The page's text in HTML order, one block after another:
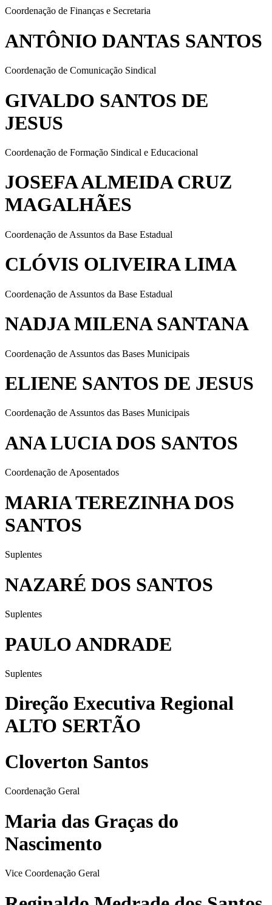
Coordenação de Finanças e Secretaria
ANTÔNIO DANTAS SANTOS
Coordenação de Comunicação Sindical
GIVALDO SANTOS DE
JESUS
Coordenação de Formação Sindical e Educacional
JOSEFA ALMEIDA CRUZ
MAGALHÃES
Coordenação de Assuntos da Base Estadual
CLÓVIS OLIVEIRA LIMA
Coordenação de Assuntos da Base Estadual
NADJA MILENA SANTANA
Coordenação de Assuntos das Bases Municipais
ELIENE SANTOS DE JESUS
Coordenação de Assuntos das Bases Municipais
ANA LUCIA DOS SANTOS
Coordenação de Aposentados
MARIA TEREZINHA DOS
SANTOS
Suplentes
NAZARÉ DOS SANTOS
Suplentes
PAULO ANDRADE
Suplentes
Direção Executiva Regional
ALTO SERTÃO
Cloverton Santos
Coordenação Geral
Maria das Graças do
Nascimento
Vice Coordenação Geral